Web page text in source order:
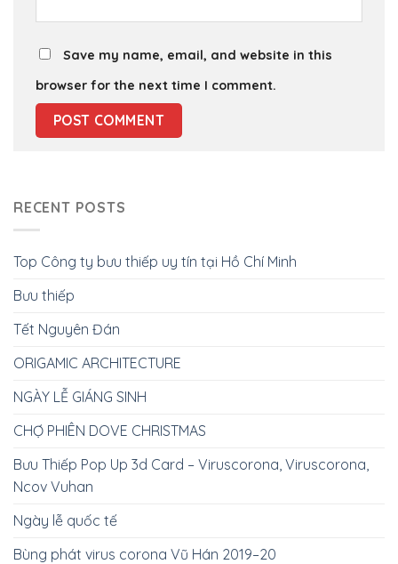
Save my name, email, and website in this
browser for the next time I comment.
RECENT POSTS
Top Công ty bưu thiếp uy tín tại Hồ Chí Minh
Bưu thiếp
Tết Nguyên Đán
ORIGAMIC ARCHITECTURE
NGÀY LỄ GIÁNG SINH
CHỢ PHIÊN DOVE CHRISTMAS
Bưu Thiếp Pop Up 3d Card – Viruscorona, Viruscorona,
Ncov Vuhan
Ngày lễ quốc tế
Bùng phát virus corona Vũ Hán 2019–20